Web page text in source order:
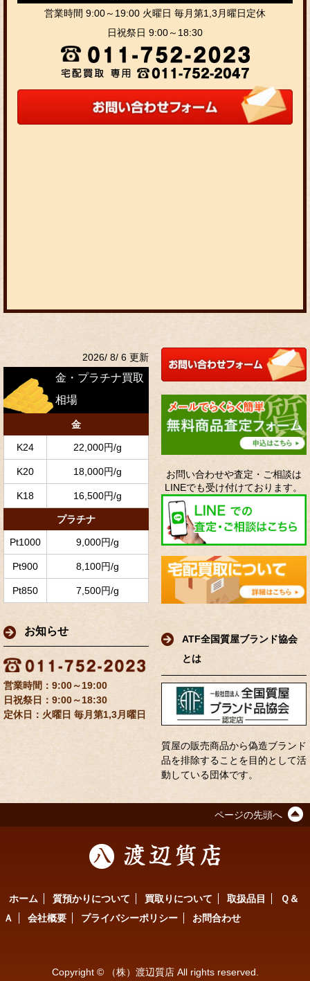
営業時間 9:00～19:00 火曜日 毎月第1,3月曜日定休
日祝祭日 9:00～18:30
2026/ 8/ 6 更新
金・プラチナ買取
相場
金
K24 22,000円/g
K20 18,000円/g
K18 16,500円/g
プラチナ
Pt1000 9,000円/g
Pt900 8,100円/g
Pt850 7,500円/g
お知らせ
9:00～19:00
9:00～18:30
定休日：火曜日 毎月第1,3月曜日
お問い合わせや査定・ご相談は
LINEでも受け付けております。
ATF全国質屋ブランド協会
とは
質屋の販売商品から偽造ブランド
品を排除することを目的として活
動している団体です。
ページの先頭へ
ホーム 質預かりについて 買取りについて 取扱品目
Ｑ＆
Ａ
会社概要 プライバシーポリシー お問合わせ
Copyright © （株）渡辺質店 All rights reserved.